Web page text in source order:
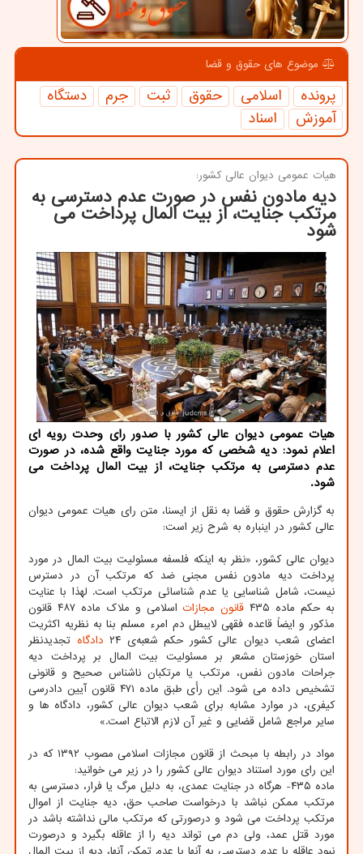
موضوع های حقوق و قضا
پرونده اسلامی حقوق ثبت جرم
دستگاه
آموزش
اسناد
هیات عمومی دیوان عالی كشور:
دیه مادون نفس در صورت عدم دسترسی به
مرتكب جنایت، از بیت المال پرداخت می
شود
هیات عمومی دیوان عالی كشور با صدور رای وحدت رویه ای
اعلام نمود: دیه شخصی كه مورد جنایت واقع شده، در صورت
عدم دسترسی به مرتكب جنایت، از بیت المال پرداخت می
شود.
به گزارش حقوق و قضا به نقل از ایسنا، متن رای هیات عمومی دیوان
عالی کشور در اینباره به شرح زیر است:
دیوان عالی کشور، «نظر به اینکه فلسفه مسئولیت بیت المال در مورد
پرداخت دیه مادون نفس مجنی ضد که مرتکب آن در دسترس
نیست، شامل شناسایی یا عدم شناسائی مرتکب است. لهذا با عنایت
به حکم ماده ۴۳۵
قانون مجازات
اسلامی و ملاک ماده ۴۸۷ قانون
مذکور و ایضاً قاعده فقهی لایبطل دم امرء مسلم بنا به نظریه اکثریت
اعضای شعب دیوان عالی کشور حکم شعبه‌ی ۲۴
دادگاه تجدیدنظر
استان خوزستان مشعر بر مسئولیت بیت المال بر پرداخت دیه
جراحات مادون نفس، مرتکب یا مرتکبان ناشناس صحیح و قانونی
تشخیص داده می شود. این رأی طبق ماده ۴۷۱ قانون آیین دادرسی
کیفری، در موارد مشابه برای شعب دیوان عالی کشور، دادگاه ها و
سایر مراجع شامل قضایی و غیر آن لازم الاتباع است.»
مواد در رابطه با مبحث از قانون مجازات اسلامی مصوب ۱۳۹۲ که در
این رای مورد استناد دیوان عالی کشور را در زیر می خوانید:
ماده ۴۳۵- هرگاه در جنایت عمدی، به دلیل مرگ یا فرار، دسترسی به
مرتکب ممکن نباشد با درخواست صاحب حق، دیه جنایت از اموال
مرتکب پرداخت می شود و درصورتی که مرتکب مالی نداشته باشد در
مورد قتل عمد، ولی دم می تواند دیه را از عاقله بگیرد و درصورت
نبود عاقله یا عدم دسترسی به آنها یا عدم تمکن آنها، دیه از بیت المال